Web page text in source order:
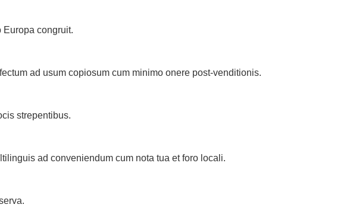
congruit.
ad usum copiosum cum minimo onere post-venditionis.
strepentibus.
ad conveniendum cum nota tua et foro locali.